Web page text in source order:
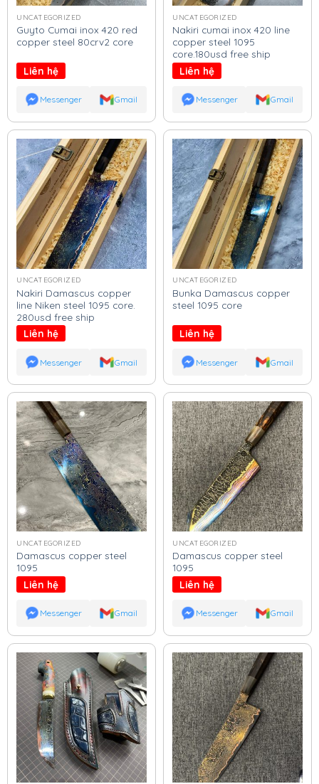
UNCATEGORIZED
Guyto Cumai inox 420 red
copper steel 80crv2 core
Liên hệ
Messenger Gmail
UNCATEGORIZED
Nakiri cumai inox 420 line
copper steel 1095
core.180usd free ship
Liên hệ
Messenger Gmail
UNCATEGORIZED
Nakiri Damascus copper
line Niken steel 1095 core.
280usd free ship
Liên hệ
Messenger Gmail
UNCATEGORIZED
Bunka Damascus copper
steel 1095 core
Liên hệ
Messenger Gmail
UNCATEGORIZED
Damascus copper steel
1095
Liên hệ
Messenger Gmail
UNCATEGORIZED
Damascus copper steel
1095
Liên hệ
Messenger Gmail